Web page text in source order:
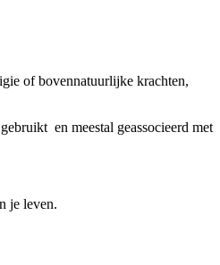
of bovennatuurlijke krachten,
en meestal geassocieerd met
je leven.